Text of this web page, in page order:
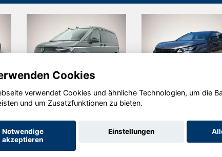
Volkswagen
T7 California
Peugeot
Cookies
verwendet Cookies und ähnliche Technologien, um die
und um Zusatzfunktionen zu bieten.
Notwendige
akzeptieren
Einstellungen